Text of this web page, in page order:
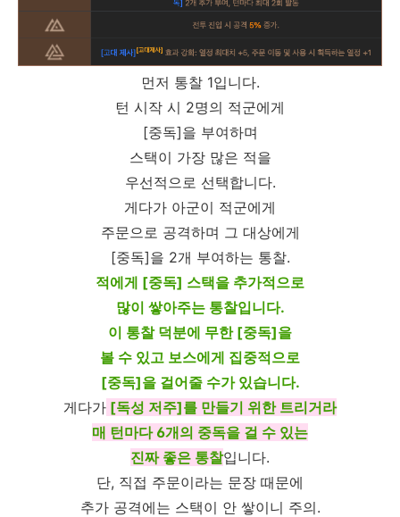
먼저 통찰 1입니다.
턴 시작 시 2명의 적군에게
[중독]을 부여하며
스택이 가장 많은 적을
우선적으로 선택합니다.
게다가 아군이 적군에게
주문으로 공격하며 그 대상에게
[중독]을 2개 부여하는 통찰.
적에게 [중독] 스택을 추가적으로
많이 쌓아주는 통찰입니다.
이 통찰 덕분에 무한 [중독]을
볼 수 있고 보스에게 집중적으로
[중독]을 걸어줄 수가 있습니다.
게다가 [독성 저주]를 만들기 위한 트리거라
매 턴마다 6개의 중독을 걸 수 있는
진짜 좋은 통찰입니다.
단, 직접 주문이라는 문장 때문에
추가 공격에는 스택이 안 쌓이니 주의.